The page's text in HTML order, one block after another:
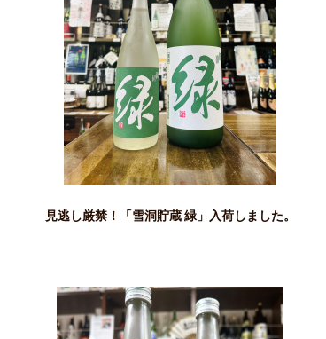
見逃し厳禁！「雪洞貯蔵 緑」入荷しました。